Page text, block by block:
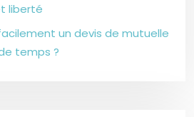
liberté
un devis de mutuelle
temps ?